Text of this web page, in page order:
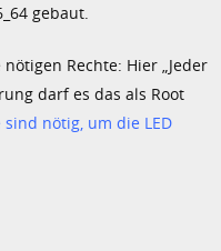
gebaut.
Rechte: Hier „Jeder
darf es das als Root
sind nötig, um die LED